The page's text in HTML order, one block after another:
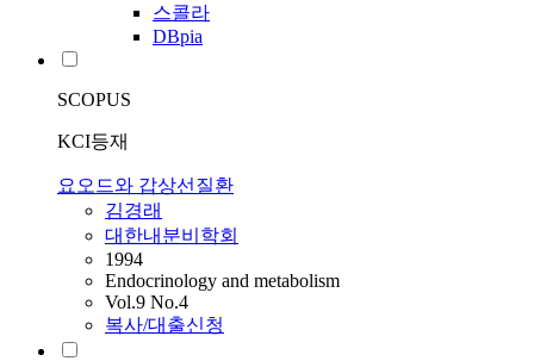
스콜라
DBpia
SCOPUS
KCI등재
요오드와 갑상선질환
김경래
대한내분비학회
1994
Endocrinology and metabolism
Vol.9 No.4
복사/대출신청